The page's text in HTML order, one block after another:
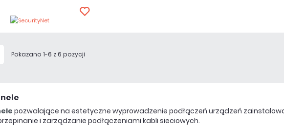
Pokazano 1-6 z 6 pozycji
pozwalające na estetyczne wyprowadzenie podłączeń urządzeń
i zarządzanie podłączeniami kabli sieciowych.